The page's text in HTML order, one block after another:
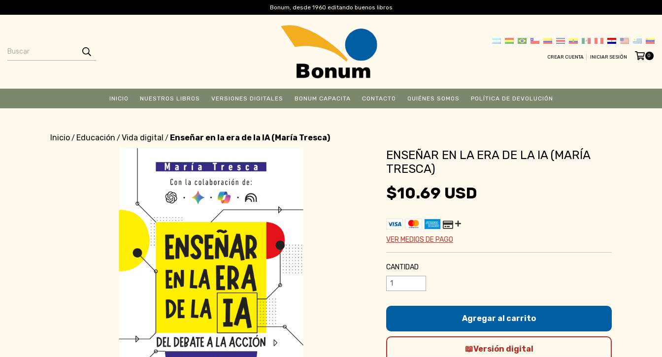
Bonum, desde 1960 editando buenos libros
CREAR CUENTA INICIAR SESIÓN 0
INICIO NUESTROS LIBROS VERSIONES DIGITALES BONUM CAPACITA CONTACTO QUIÉNES SOMOS POLÍTICA DE DEVOLUCIÓN
Inicio/ Educación / Vida digital / Enseñar en la era de la IA (María Tresca)
ENSEÑAR EN LA ERA DE LA IA (MARÍA
TRESCA)
$10.69 USD
VER MEDIOS DE PAGO
CANTIDAD
Versión digital